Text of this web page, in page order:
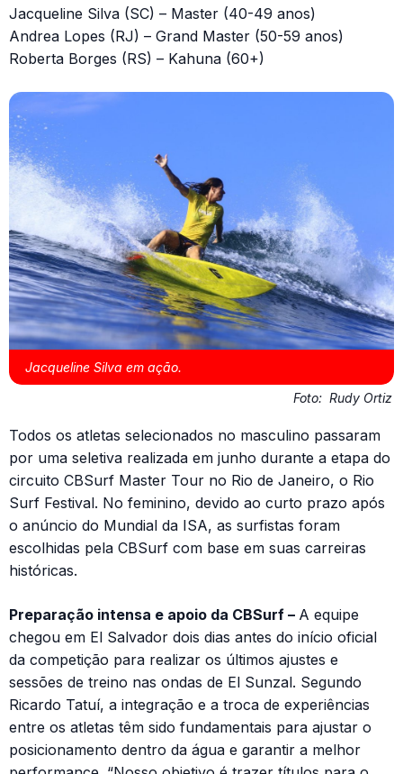
Jacqueline Silva (SC) – Master (40-49 anos)
Andrea Lopes (RJ) – Grand Master (50-59 anos)
Roberta Borges (RS) – Kahuna (60+)
Jacqueline Silva em ação.
Foto: Rudy Ortiz
Todos os atletas selecionados no masculino passaram
por uma seletiva realizada em junho durante a etapa do
circuito CBSurf Master Tour no Rio de Janeiro, o Rio
Surf Festival. No feminino, devido ao curto prazo após
o anúncio do Mundial da ISA, as surfistas foram
escolhidas pela CBSurf com base em suas carreiras
históricas.
Preparação intensa e apoio da CBSurf – A equipe
chegou em El Salvador dois dias antes do início oficial
da competição para realizar os últimos ajustes e
sessões de treino nas ondas de El Sunzal. Segundo
Ricardo Tatuí, a integração e a troca de experiências
entre os atletas têm sido fundamentais para ajustar o
posicionamento dentro da água e garantir a melhor